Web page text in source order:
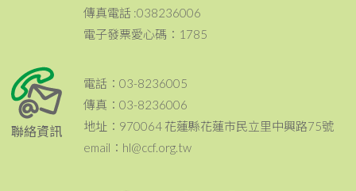
傳真電話 :038236006
電子發票愛心碼：1785
聯絡資訊
電話：03-8236005
傳真：03-8236006
地址：970064 花蓮縣花蓮市民立里中興路75號
email：hl@ccf.org.tw